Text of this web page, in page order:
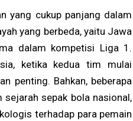
yang cukup panjang dalam
yang berbeda, yaitu Jawa
dalam kompetisi Liga 1.
ketika kedua tim mulai
penting. Bahkan, beberapa
sepak bola nasional,
terhadap para pemain